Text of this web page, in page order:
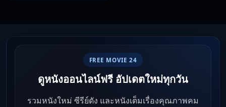
FREE MOVIE 24
ดูหนังออนไลน์ฟรี อัปเดตใหม่ทุกวัน
รวมหนังใหม่ ซีรีย์ดัง และหนังเต็มเรื่องคุณภาพคม